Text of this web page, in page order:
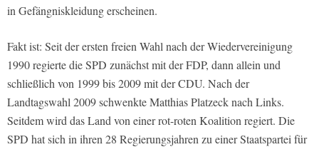
in Gefängniskleidung erscheinen.
Fakt ist: Seit der ersten freien Wahl nach der Wiedervereinigung
1990 regierte die SPD zunächst mit der FDP, dann allein und
schließlich von 1999 bis 2009 mit der CDU. Nach der
Landtagswahl 2009 schwenkte Matthias Platzeck nach Links.
Seitdem wird das Land von einer rot-roten Koalition regiert. Die
SPD hat sich in ihren 28 Regierungsjahren zu einer Staatspartei für